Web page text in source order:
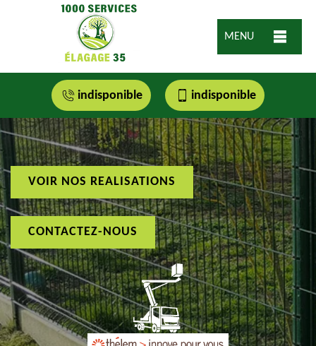
MENU
indisponible indisponible
VOIR NOS REALISATIONS
CONTACTEZ-NOUS